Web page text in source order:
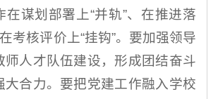
在谋划部署上“并轨”、在推进落
考核评价上“挂钩”。要加强领导
师人才队伍建设，形成团结奋斗
大合力。要把党建工作融入学校